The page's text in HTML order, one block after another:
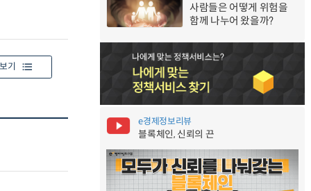
기
사람들은 어떻게 위험을
함께 나누어 왔을까?
e경제정보리뷰
블록체인, 신뢰의 끈